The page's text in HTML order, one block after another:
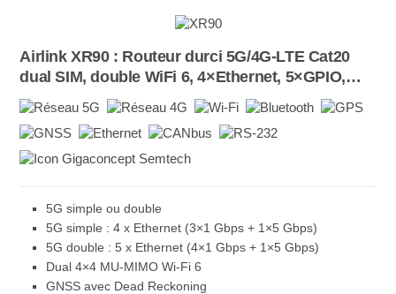
Airlink XR90 : Routeur durci 5G/4G-LTE Cat20
dual SIM, double WiFi 6, 4×Ethernet, 5×GPIO,
GNSS, BLE, IP64
5G simple ou double
5G simple : 4 x Ethernet (3×1 Gbps + 1×5 Gbps)
5G double : 5 x Ethernet (4×1 Gbps + 1×5 Gbps)
Dual 4×4 MU-MIMO Wi-Fi 6
GNSS avec Dead Reckoning